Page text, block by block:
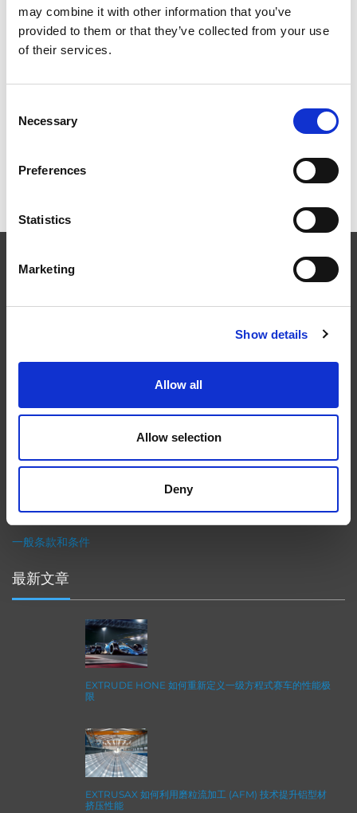
may combine it with other information that you’ve
provided to them or that they’ve collected from your use
of their services.
Selection
Necessary
Preferences
Statistics
Marketing
Show details
Allow all
Allow selection
Deny
EXTRUDE HONE
产品性能等级的精致度十分关键。我们的机床采用完整的加工方法
工解决方案系列可以触及您看不到的零件表面，并且对其进行成型
加工和完善，从而提供可以衡量改善程度的业绩。
政策
采购条款
一般条款和条件
最新文章
EXTRUDE HONE 如何重新定义一级方程式赛车的性能极
限
EXTRUSAX 如何利用磨粒流加工 (AFM) 技术提升铝型材
挤压性能